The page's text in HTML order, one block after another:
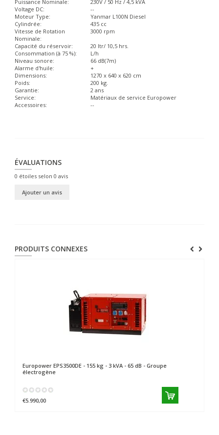
Puissance Nominale:
230V / 50 Hz / 4,5 kVA
Voltage DC:
--
Moteur Type:
Yanmar L100N Diesel
Cylindrée:
435 cc
Vitesse de Rotation
Nominale:
3000 rpm
Capacité du réservoir:
20 ltr/ 10,5 hrs.
Consommation (à 75 %):
L/h
Niveau sonore:
66 dB(7m)
Alarme d'huile:
+
Dimensions:
1270 x 640 x 620 cm
Poids:
200 kg.
Garantie:
2 ans
Service:
Matériaux de service Europower
Accessoires:
--
ÉVALUATIONS
0 étoiles selon 0 avis
Ajouter un avis
PRODUITS CONNEXES
Europower EPS3500DE - 155 kg - 3 kVA - 65 dB - Groupe
électrogène
€5.990,00